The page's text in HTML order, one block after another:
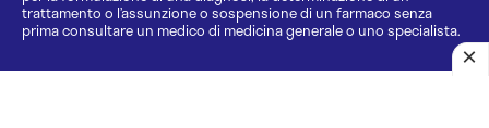
trattamento o l’assunzione o sospensione di un farmaco senza
prima consultare un medico di medicina generale o uno specialista.